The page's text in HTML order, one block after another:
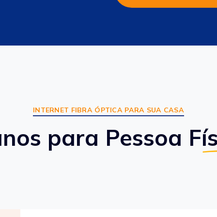
INTERNET FIBRA ÓPTICA PARA SUA CASA
para Pessoa